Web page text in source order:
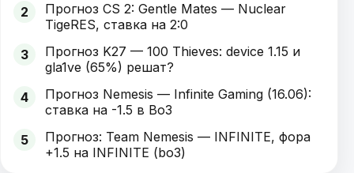
2
Прогноз CS 2: Gentle Mates — Nuclear
TigeRES, ставка на 2:0
3
Прогноз K27 — 100 Thieves: device 1.15 и
gla1ve (65%) решат?
4
Прогноз Nemesis — Infinite Gaming (16.06):
ставка на -1.5 в Bo3
5
Прогноз: Team Nemesis — INFINITE, фора
+1.5 на INFINITE (bo3)